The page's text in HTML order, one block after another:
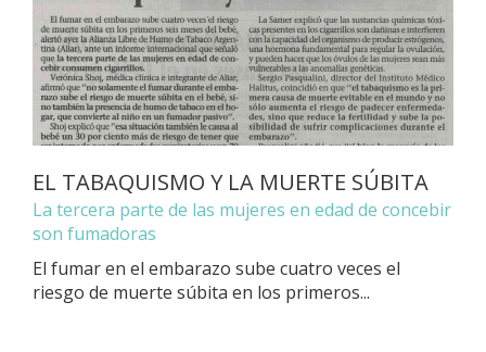
EL TABAQUISMO Y LA MUERTE SÚBITA
La tercera parte de las mujeres en edad de concebir
son fumadoras
El fumar en el embarazo sube cuatro veces el
riesgo de muerte súbita en los primeros...